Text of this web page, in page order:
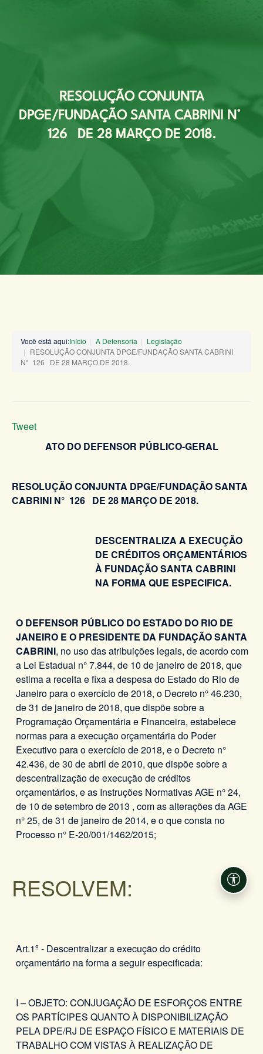
RESOLUÇÃO CONJUNTA
DPGE/FUNDAÇÃO SANTA CABRINI N°
126 DE 28 MARÇO DE 2018.
Você está aqui:Início A Defensoria
Legislação
RESOLUÇÃO CONJUNTA DPGE/FUNDAÇÃO SANTA CABRINI
N° 126 DE 28 MARÇO DE 2018.
Tweet
ATO DO DEFENSOR PÚBLICO-GERAL
RESOLUÇÃO CONJUNTA DPGE/FUNDAÇÃO SANTA
CABRINI N° 126 DE 28 MARÇO DE 2018.
DESCENTRALIZA A EXECUÇÃO
DE CRÉDITOS ORÇAMENTÁRIOS
À FUNDAÇÃO SANTA CABRINI
NA FORMA QUE ESPECIFICA.
O DEFENSOR PÚBLICO DO ESTADO DO RIO DE
JANEIRO E O PRESIDENTE DA FUNDAÇÃO SANTA
CABRINI, no uso das atribuições legais, de acordo com
a Lei Estadual n° 7.844, de 10 de janeiro de 2018, que
estima a receita e fixa a despesa do Estado do Rio de
Janeiro para o exercício de 2018, o Decreto n° 46.230,
de 31 de janeiro de 2018, que dispõe sobre a
Programação Orçamentária e Financeira, estabelece
normas para a execução orçamentária do Poder
Executivo para o exercício de 2018, e o Decreto n°
42.436, de 30 de abril de 2010, que dispõe sobre a
descentralização de execução de créditos
orçamentários, e as Instruções Normativas AGE n° 24,
de 10 de setembro de 2013 , com as alterações da AGE
n° 25, de 31 de janeiro de 2014, e o que consta no
Processo n° E-20/001/1462/2015;
RESOLVEM:
Art.1º - Descentralizar a execução do crédito
orçamentário na forma a seguir especificada:
I – OBJETO: CONJUGAÇÃO DE ESFORÇOS ENTRE
OS PARTÍCIPES QUANTO À DISPONIBILIZAÇÃO
PELA DPE/RJ DE ESPAÇO FÍSICO E MATERIAIS DE
TRABALHO COM VISTAS À REALIZAÇÃO DE